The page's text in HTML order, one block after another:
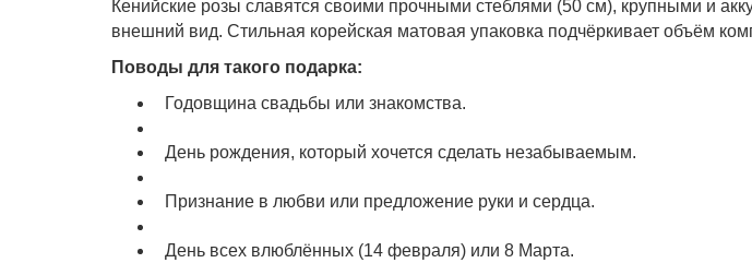
Кенийские розы славятся своими прочными стеблями (50 см), крупными и
внешний вид. Стильная корейская матовая упаковка подчёркивает объём
Поводы для такого подарка:
Годовщина свадьбы или знакомства.
День рождения, который хочется сделать незабываемым.
Признание в любви или предложение руки и сердца.
День всех влюблённых (14 февраля) или 8 Марта.